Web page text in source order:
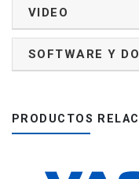
VIDEO
SOFTWARE Y
PRODUCTOS